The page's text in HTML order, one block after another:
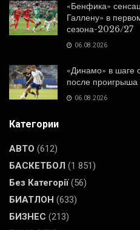
«Бенфика»
Галлену» в
сезона-2026/27
06.08.2026
«Динамо» в шаге
после
06.08.2026
Категории
АВТО (612)
БАСКЕТБОЛ (1 851)
Без Категорії(56)
БИАТЛОН (633)
БИЗНЕС (213)